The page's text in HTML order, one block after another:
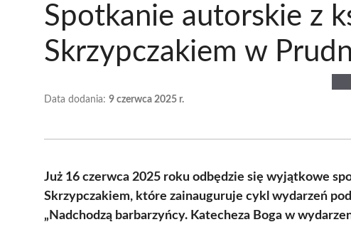
Spotkanie autorskie z
Skrzypczakiem w
Data dodania: 9 czerwca 2025 r.
Już 16 czerwca 2025 roku odbędzie się wyjątkowe
Skrzypczakiem, które zainauguruje cykl wydarzeń
„Nadchodzą barbarzyńcy. Katecheza Boga w